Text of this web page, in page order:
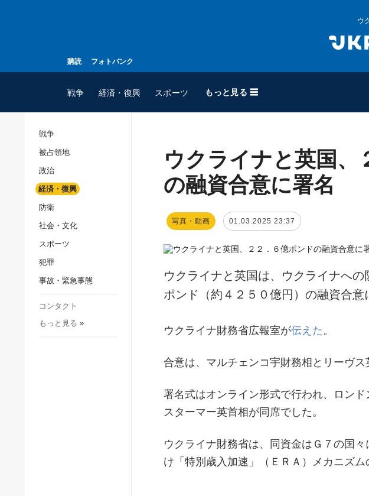
購読 フォトバンク
ウ
戦争 経済・復興 スポーツ もっと見る ☰
スポーツ
ウクルインフォルム
ウクルインフォルムについ
て
戦争
被占領地
政治
経済・復興
防衛
社会・文化
スポーツ
犯罪
事故・緊急事態
コンタクト
もっと見る »
ウクライナと英国、
の融資合意に署名
写真・動画 01.03.2025 23:37
ウクライナと英国は、ウクライナへ
ポンド（約４２５０億円）の融資合意
ウクライナ財務省広報室が伝えた 。
合意は、マルチェンコ宇財務相とリーヴス
署名式はオンライン形式で行われ、ロン
スターマー英首相が同席でした。
ウクライナ財務省は、同資金はＧ７の国
け「特別歳入加速」（ＥＲＡ）メカニズム